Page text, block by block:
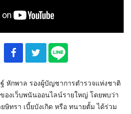
หักพาล รองผู้บัญชาการตำรวจแห่งชาติ
องเว็บพนันออนไลน์รายใหญ่ โดยพบว่า
ษิทรา เบี้ยบังเกิด หรือ ทนายตั้ม ได้ร่วม